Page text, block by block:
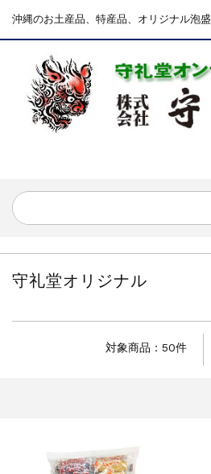
沖縄のお土産品、特産品、オリジナル泡
守礼堂オリジナル
対象商品：50件